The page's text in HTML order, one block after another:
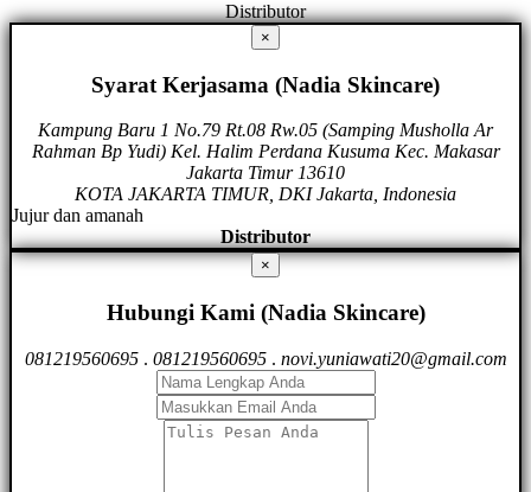
Distributor
×
Syarat Kerjasama (Nadia Skincare)
Kampung Baru 1 No.79 Rt.08 Rw.05 (Samping Musholla Ar
Rahman Bp Yudi) Kel. Halim Perdana Kusuma Kec. Makasar
Jakarta Timur 13610
KOTA JAKARTA TIMUR, DKI Jakarta, Indonesia
Jujur dan amanah
Distributor
×
Hubungi Kami (Nadia Skincare)
081219560695. 081219560695. novi.yuniawati20@gmail.com